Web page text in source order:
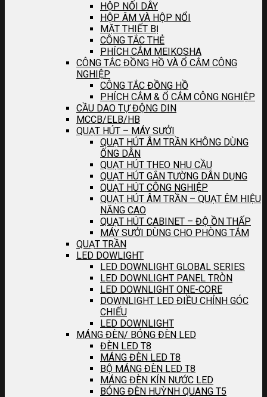
HỘP NỐI DÂY
HỘP ÂM VÀ HỘP NỔI
MẶT THIẾT BỊ
CÔNG TẮC THẺ
PHÍCH CẮM MEIKOSHA
CÔNG TẮC ĐỒNG HỒ VÀ Ổ CẮM CÔNG
NGHIỆP
CÔNG TẮC ĐỒNG HỒ
PHÍCH CẮM & Ổ CẮM CÔNG NGHIỆP
CẦU DAO TỰ ĐỘNG DIN
MCCB/ELB/HB
QUẠT HÚT – MÁY SƯỞI
QUẠT HÚT ÂM TRẦN KHÔNG DÙNG
ỐNG DẪN
QUẠT HÚT THEO NHU CẦU
QUẠT HÚT GẮN TƯỜNG DÂN DỤNG
QUẠT HÚT CÔNG NGHIỆP
QUẠT HÚT ÂM TRẦN – QUẠT ÊM HIỆU
NĂNG CAO
QUẠT HÚT CABINET – ĐỘ ỒN THẤP
MÁY SƯỞI DÙNG CHO PHÒNG TẮM
QUẠT TRẦN
LED DOWLIGHT
LED DOWNLIGHT GLOBAL SERIES
LED DOWNLIGHT PANEL TRÒN
LED DOWNLIGHT ONE-CORE
DOWNLIGHT LED ĐIỀU CHỈNH GÓC
CHIẾU
LED DOWNLIGHT
MÁNG ĐÈN/ BÓNG ĐÈN LED
ĐÈN LED T8
MÁNG ĐÈN LED T8
BỘ MÁNG ĐÈN LED T8
MÁNG ĐÈN KÍN NƯỚC LED
BÓNG ĐÈN HUỲNH QUANG T5